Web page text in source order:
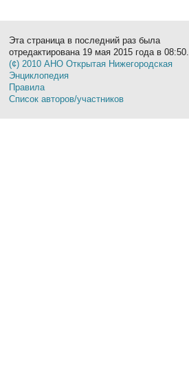
Эта страница в последний раз была
отредактирована 19 мая 2015 года в 08:50.
(¢) 2010 АНО Открытая Нижегородская
Энциклопедия
Правила
Список авторов/участников